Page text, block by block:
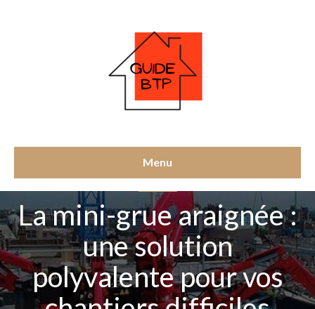
Menu
La mini-grue araignée :
une solution
polyvalente pour vos